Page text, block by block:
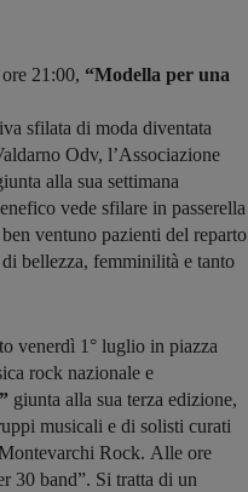
21:00, “Modella per una
sfilata di moda diventata
Odv, l’Associazione
alla sua settimana
vede sfilare in passerella
ventuno pazienti del reparto
bellezza, femminilità e tanto
venerdì 1° luglio in piazza
rock nazionale e
giunta alla sua terza edizione,
musicali e di solisti curati
Rock. Alle ore
30 band”. Si tratta di un